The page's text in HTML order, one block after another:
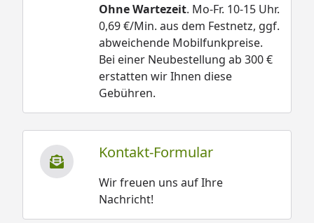
Ohne Wartezeit. Mo-Fr. 10-15 Uhr.
0,69 €/Min. aus dem Festnetz, ggf.
abweichende Mobilfunkpreise.
Bei einer Neubestellung ab 300 €
erstatten wir Ihnen diese
Gebühren.
Kontakt-Formular
Wir freuen uns auf Ihre
Nachricht!